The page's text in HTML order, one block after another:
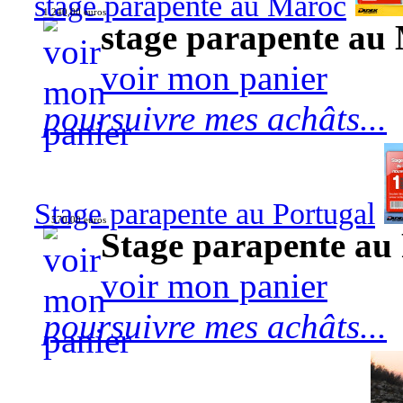
1 240,00 euros
stage parapente au
voir mon panier
poursuivre mes achâts...
Stage parapente au Portugal
570,00 euros
Stage parapente
voir mon panier
poursuivre mes achâts...